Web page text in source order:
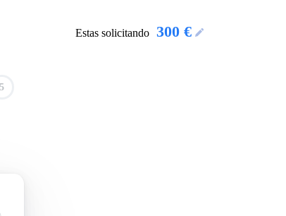
Estas solicitando 300 €